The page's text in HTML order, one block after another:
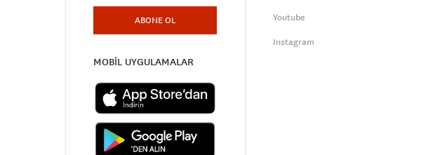
ABONE OL
MOBİL UYGULAMALAR
Youtube
Instagram